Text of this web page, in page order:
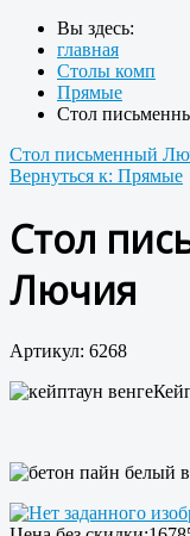
Вы здесь:
главная
Столы комп
Прямые
Стол
Стол письменный
Вернуться к: Прямые
Стол
Лючия
Артикул: 6268